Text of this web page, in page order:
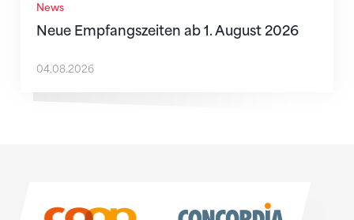
News
Neue Empfangszeiten ab 1. August 2026
04.08.2026